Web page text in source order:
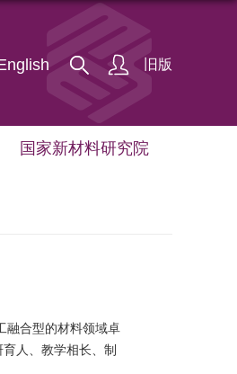
旧版
国家新材料研究院
融合型的材料领域卓
人、教学相长、制